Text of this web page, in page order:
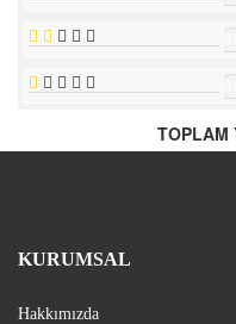
TOPLAM
KURUMSAL
Hakkımızda